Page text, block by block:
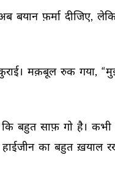
बयान फ़र्मा दीजिए,
मक़बूल रुक गया,
कि बहुत साफ़ गो है। कभी
हाईजीन का बहुत ख़याल